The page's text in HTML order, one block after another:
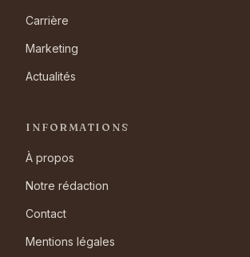
Carrière
Marketing
Actualités
INFORMATIONS
À propos
Notre rédaction
Contact
Mentions légales